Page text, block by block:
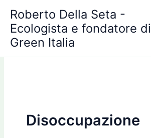
contenuto
Roberto Della Seta -
Ecologista e fondatore di
Green Italia
Disoccupazione
r
c
h